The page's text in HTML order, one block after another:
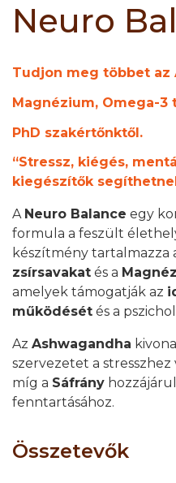
Neuro
Tudjon meg többet az
Magnézium, Omega-
PhD szakértőnktől.
“Stressz, kiégés,
kiegészítők
A Neuro Balance egy
formula a feszült
készítmény tartalmazza
zsírsavakat és a
amelyek támogatják az
működését és a
Az Ashwagandha
szervezetet a
míg a Sáfrány
fenntartásához.
Összetevők